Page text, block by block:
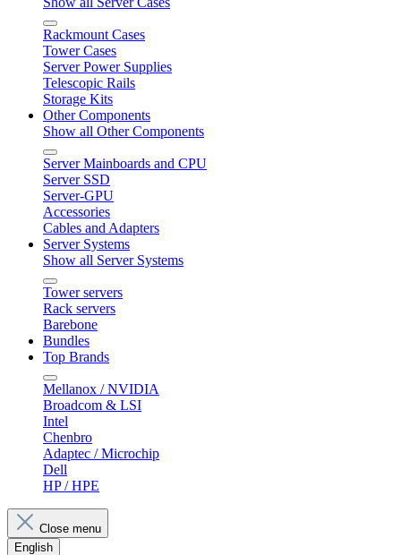
Rackmount Cases
Tower Cases
Server Power Supplies
Telescopic Rails
Storage Kits
Other Components
Show all Other Components
Server Mainboards and CPU
Server SSD
Server-GPU
Accessories
Cables and Adapters
Server Systems
Show all Server Systems
Tower servers
Rack servers
Barebone
Bundles
Top Brands
Mellanox / NVIDIA
Broadcom & LSI
Intel
Chenbro
Adaptec / Microchip
Dell
HP / HPE
Close menu
English